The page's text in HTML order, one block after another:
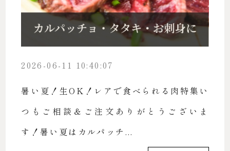
2026-06-11 10:40:07
暑い夏！生OK！レアで食べられる肉特集い
つもご相談＆ご注文ありがとうございま
す！暑い夏はカルパッチ...